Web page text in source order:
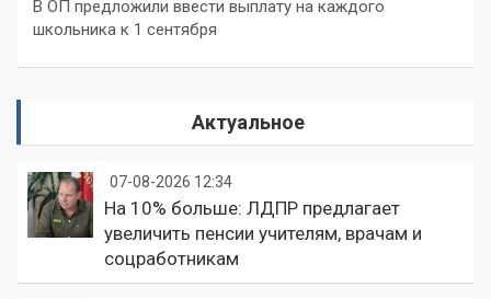
В ОП предложили ввести выплату на каждого
школьника к 1 сентября
Актуальное
07-08-2026 12:34
На 10% больше: ЛДПР предлагает
увеличить пенсии учителям, врачам и
соцработникам